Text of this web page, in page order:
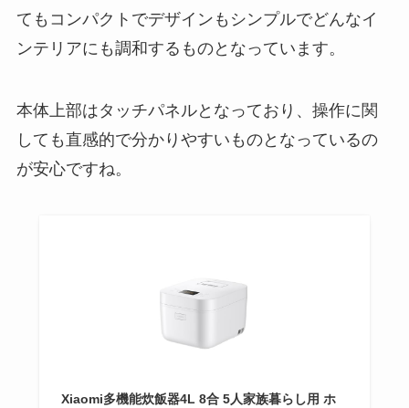
てもコンパクトでデザインもシンプルでどんなイ
ンテリアにも調和するものとなっています。
本体上部はタッチパネルとなっており、操作に関
しても直感的で分かりやすいものとなっているの
が安心ですね。
Xiaomi多機能炊飯器4L 8合 5人家族暮らし用 ホ